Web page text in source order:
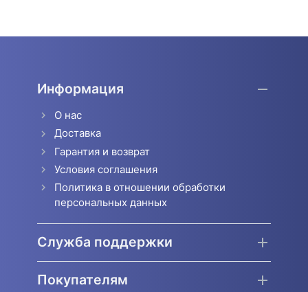
Информация
О нас
Доставка
Гарантия и возврат
Условия соглашения
Политика в отношении обработки
персональных данных
Служба поддержки
Покупателям